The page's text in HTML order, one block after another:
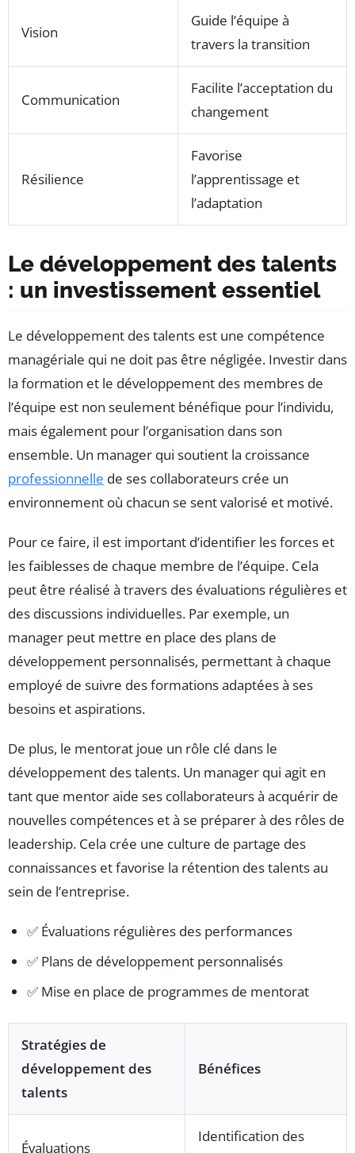
Vision
Guide l’équipe à
travers la transition
Communication
Facilite l’acceptation du
changement
Résilience
Favorise
l’apprentissage et
l’adaptation
Le développement des talents
: un investissement essentiel
Le développement des talents est une compétence
managériale qui ne doit pas être négligée. Investir dans
la formation et le développement des membres de
l’équipe est non seulement bénéfique pour l’individu,
mais également pour l’organisation dans son
ensemble. Un manager qui soutient la croissance
professionnelle de ses collaborateurs crée un
environnement où chacun se sent valorisé et motivé.
Pour ce faire, il est important d’identifier les forces et
les faiblesses de chaque membre de l’équipe. Cela
peut être réalisé à travers des évaluations régulières et
des discussions individuelles. Par exemple, un
manager peut mettre en place des plans de
développement personnalisés, permettant à chaque
employé de suivre des formations adaptées à ses
besoins et aspirations.
De plus, le mentorat joue un rôle clé dans le
développement des talents. Un manager qui agit en
tant que mentor aide ses collaborateurs à acquérir de
nouvelles compétences et à se préparer à des rôles de
leadership. Cela crée une culture de partage des
connaissances et favorise la rétention des talents au
sein de l’entreprise.
✅ Évaluations régulières des performances
✅ Plans de développement personnalisés
✅ Mise en place de programmes de mentorat
Stratégies de
développement des
talents
Bénéfices
Évaluations
Identification des